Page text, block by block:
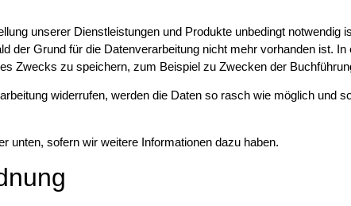
unserer Dienstleistungen und Produkte unbedingt notwendig
Grund für die Datenverarbeitung nicht mehr vorhanden ist. In
Zwecks zu speichern, zum Beispiel zu Zwecken der
widerrufen, werden die Daten so rasch wie möglich und
unten, sofern wir weitere Informationen dazu haben.